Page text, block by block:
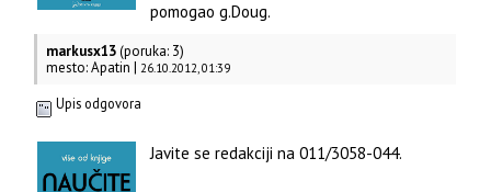
pomogao g.Doug.
markusx13(poruka: 3)
mesto: Apatin |26.10.2012, 01:39
Upis odgovora
Javite se redakciji na 011/3058-044.